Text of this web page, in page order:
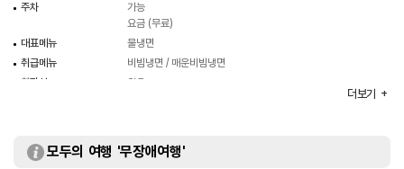
주차
가능
요금 (무료)
대표메뉴
물냉면
취급메뉴
비빔냉면 / 매운비빔냉면
화장실
있음
더보기
모두의 여행 '무장애여행'